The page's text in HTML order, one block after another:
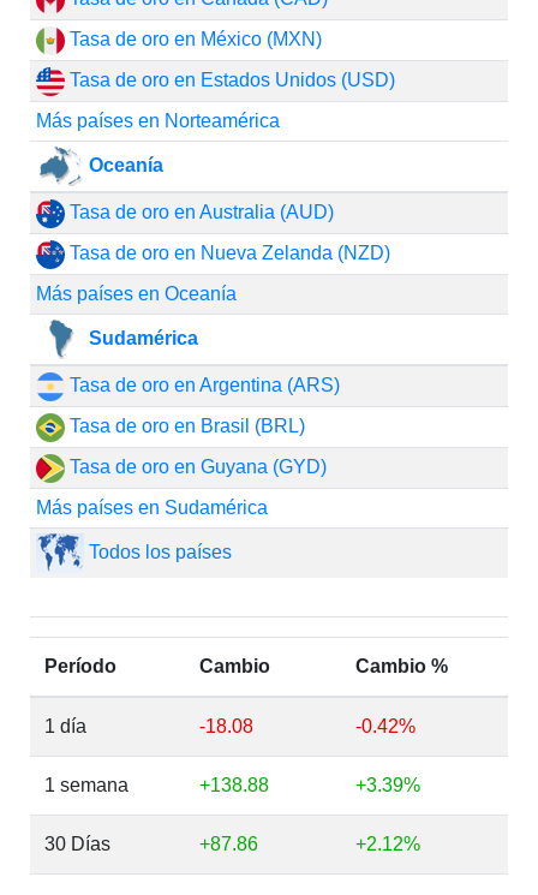
Tasa de oro en México (MXN)
Tasa de oro en Estados Unidos (USD)
Más países en Norteamérica
Oceanía
Tasa de oro en Australia (AUD)
Tasa de oro en Nueva Zelanda (NZD)
Más países en Oceanía
Sudamérica
Tasa de oro en Argentina (ARS)
Tasa de oro en Brasil (BRL)
Tasa de oro en Guyana (GYD)
Más países en Sudamérica
Todos los países
Período Cambio Cambio %
1 día -18.08 -0.42%
1 semana +138.88 +3.39%
30 Días +87.86 +2.12%